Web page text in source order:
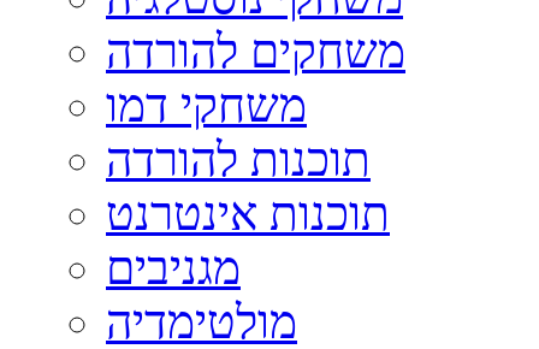
משחקים להורדה
משחקי דמו
תוכנות להורדה
תוכנות אינטרנט
מגניבים
מולטימדיה